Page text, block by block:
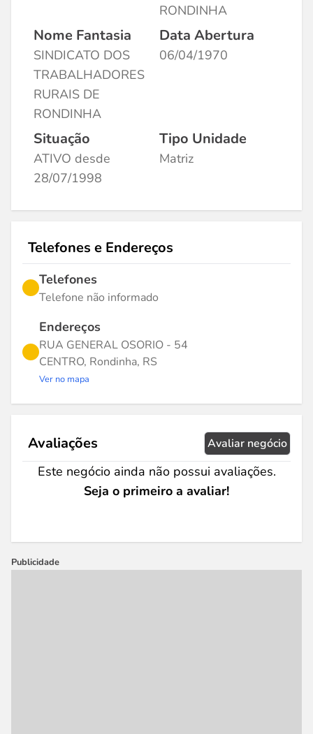
RONDINHA
Nome Fantasia
SINDICATO DOS
TRABALHADORES
RURAIS DE
RONDINHA
Data Abertura
06/04/1970
Situação
ATIVO desde
28/07/1998
Tipo Unidade
Matriz
Telefones e Endereços
Telefones
Telefone não informado
Endereços
RUA GENERAL OSORIO - 54
CENTRO, Rondinha, RS
Ver no mapa
Avaliações Avaliar negócio
Este negócio ainda não possui avaliações.
Seja o primeiro a avaliar!
Publicidade